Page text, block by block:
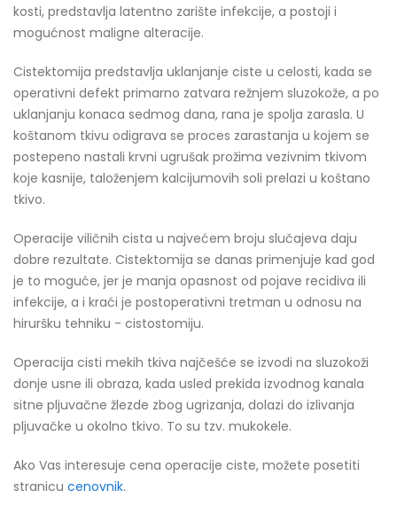
kosti, predstavlja latentno zarište infekcije, a postoji i
mogućnost maligne alteracije.
Cistektomija predstavlja uklanjanje ciste u celosti, kada se
operativni defekt primarno zatvara režnjem sluzokože, a po
uklanjanju konaca sedmog dana, rana je spolja zarasla. U
koštanom tkivu odigrava se proces zarastanja u kojem se
postepeno nastali krvni ugrušak prožima vezivnim tkivom
koje kasnije, taloženjem kalcijumovih soli prelazi u koštano
tkivo.
Operacije viličnih cista u najvećem broju slučajeva daju
dobre rezultate. Cistektomija se danas primenjuje kad god
je to moguće, jer je manja opasnost od pojave recidiva ili
infekcije, a i kraći je postoperativni tretman u odnosu na
hiruršku tehniku - cistostomiju.
Operacija cisti mekih tkiva najčešće se izvodi na sluzokoži
donje usne ili obraza, kada usled prekida izvodnog kanala
sitne pljuvačne žlezde zbog ugrizanja, dolazi do izlivanja
pljuvačke u okolno tkivo. To su tzv. mukokele.
Ako Vas interesuje cena operacije ciste, možete posetiti
stranicu cenovnik.